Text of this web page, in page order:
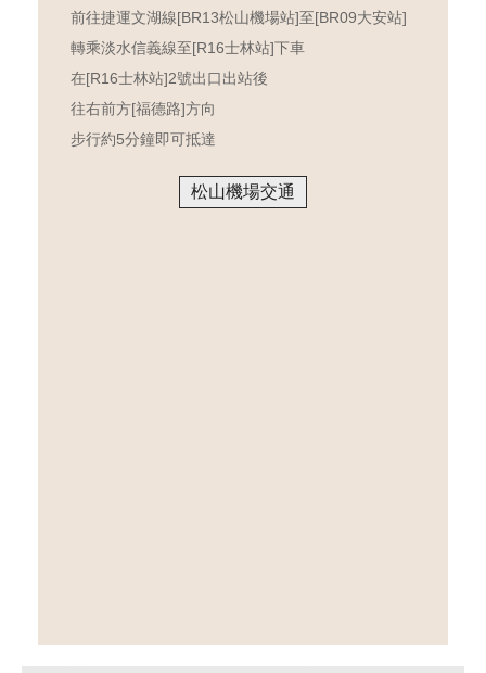
前往捷運文湖線[BR13松山機場站]至[BR09大安站]
轉乘淡水信義線至[R16士林站]下車
在[R16士林站]2號出口出站後
往右前方[福德路]方向
步行約5分鐘即可抵達
松山機場交通